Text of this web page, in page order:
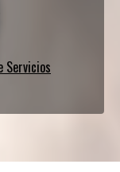
Servicios